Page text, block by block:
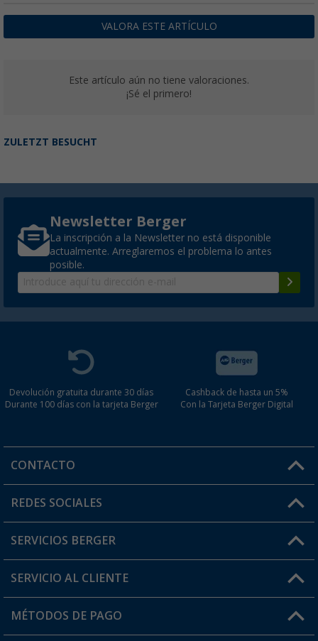
VALORA ESTE ARTÍCULO
Este artículo aún no tiene valoraciones.
¡Sé el primero!
ZULETZT BESUCHT
Newsletter Berger
La inscripción a la Newsletter no está disponible
actualmente. Arreglaremos el problema lo antes
posible.
Devolución gratuita durante 30 días
Durante 100 días con la tarjeta Berger
Cashback de hasta un 5%
Con la Tarjeta Berger Digital
CONTACTO
Horario de atención al cliente:
¿Tienes alguna duda?
REDES SOCIALES
SERVICIOS BERGER
Conviértete en distribuidor
Mi cuenta
SERVICIO AL CLIENTE
FAQ y Contacto
MÉTODOS DE PAGO